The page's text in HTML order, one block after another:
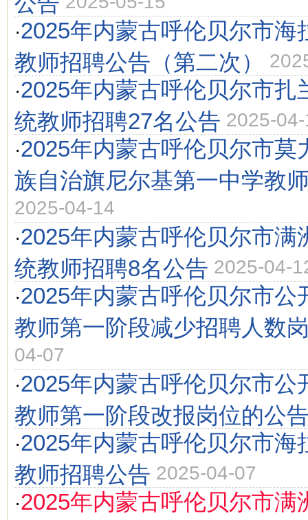
·2025年内蒙古呼伦贝尔市海
教师招聘公告（第二次）
·2025年内蒙古呼伦贝尔市扎
统教师招聘27名公告 2025-
·2025年内蒙古呼伦贝尔市莫
族自治旗尼尔基第一中学教
2025-04-14
·2025年内蒙古呼伦贝尔市满
统教师招聘8名公告 2025-04-
·2025年内蒙古呼伦贝尔市公
教师第一阶段减少招聘人数
04-07
·2025年内蒙古呼伦贝尔市公
教师第一阶段改报岗位的公
·2025年内蒙古呼伦贝尔市海
教师招聘公告 2025-04-07
·2025年内蒙古呼伦贝尔市满